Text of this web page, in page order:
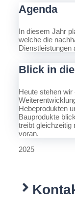
Agenda
In diesem Jahr
welche die
Dienstleistungen
Blick in
Heute stehen
Hebeprodukten
Bauprodukte
treibt gleichzeitig
voran.
2025